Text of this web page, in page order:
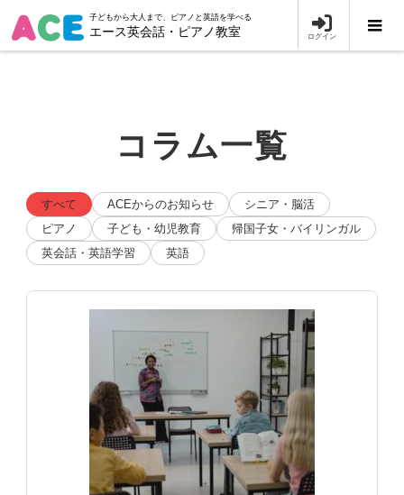
子どもから大人まで、ピアノと英語を学べる
エース英会話・ピアノ教室 ログイン
コラム一覧
すべて ACEからのお知らせ
シニア・脳活
ピアノ
子ども・幼児教育
帰国子女・バイリンガル
英会話・英語学習
英語